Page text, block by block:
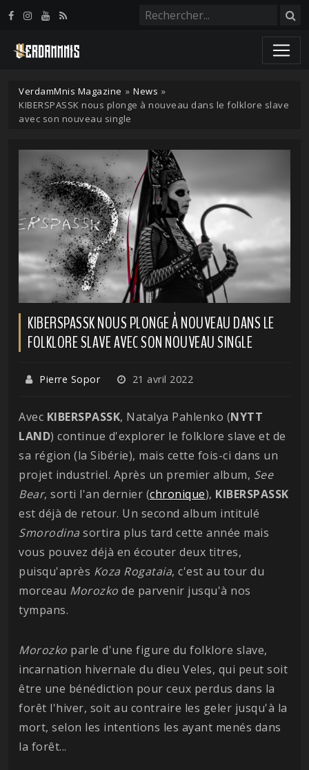
VerdamMnis Magazine » News »
KIBERSPASSK nous plonge à nouveau dans le folklore slave
avec son nouveau single
KIBERSPASSK NOUS PLONGE À NOUVEAU DANS LE
FOLKLORE SLAVE AVEC SON NOUVEAU SINGLE
Pierre Sopor 21 avril 2022
Avec KIBERSPASSK, Natalya Pahlenko (NYTT
LAND) continue d'explorer le folklore slave et de
sa région (la Sibérie), mais cette fois-ci dans un
projet industriel. Après un premier album, See
Bear, sorti l'an dernier (chronique), KIBERSPASSK
est déjà de retour. Un second album intitulé
Smorodina sortira plus tard cette année mais
vous pouvez déjà en écouter deux titres,
puisqu'après Koza Rogataia, c'est au tour du
morceau Morozko de parvenir jusqu'à nos
tympans.
Morozko parle d'une figure du folklore slave,
incarnation hivernale du dieu Veles, qui peut soit
être une bénédiction pour ceux perdus dans la
forêt l'hiver, soit au contraire les geler jusqu'à la
mort, selon les intentions les ayant menés dans
la forêt...
Panneau de gestion des cookies